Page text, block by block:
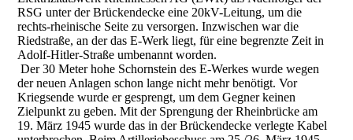
RSG unter der Brückendecke eine 20kV-Leitung, um die
rechts-rheinische Seite zu versorgen. Inzwischen war die
Riedstraße, an der das E-Werk liegt, für eine begrenzte Zeit in
Adolf-Hitler-Straße umbenannt worden.
Der 30 Meter hohe Schornstein des E-Werkes wurde wegen
der neuen Anlagen schon lange nicht mehr benötigt. Vor
Kriegsende wurde er gesprengt, um dem Gegner keinen
Zielpunkt zu geben. Mit der Sprengung der Rheinbrücke am
19. März 1945 wurde das in der Brückendecke verlegte Kabel